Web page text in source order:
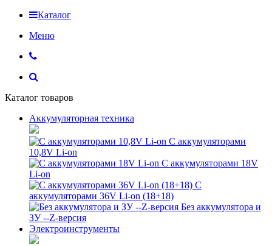
Каталог
Меню
Каталог товаров
Аккумуляторная техника
С аккумуляторами
10,8V Li-on
С аккумуляторами 18V
Li-on
С
аккумуляторами 36V Li-on (18+18)
Без аккумулятора и
ЗУ --Z-версия
Электроинструменты